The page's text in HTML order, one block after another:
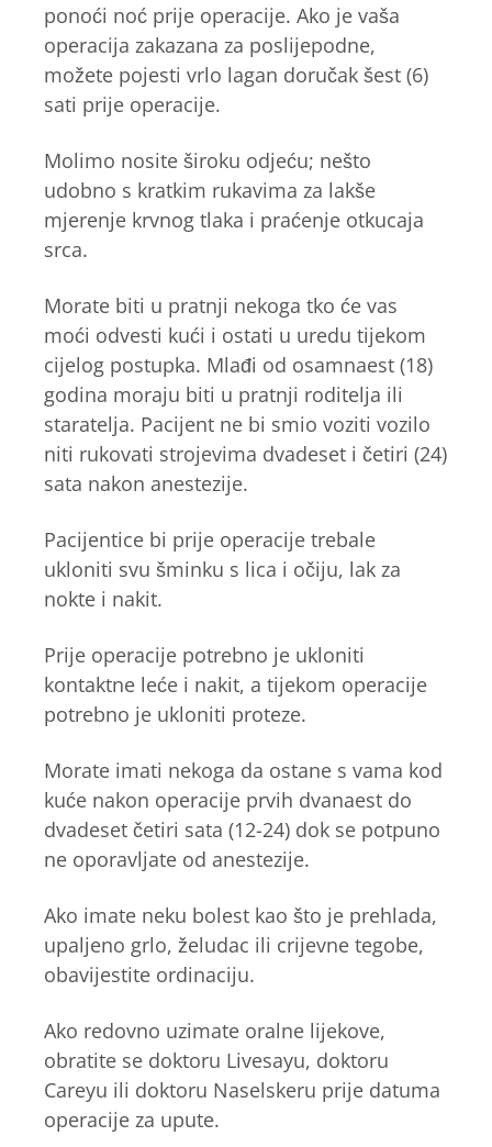
ponoći noć prije operacije. Ako je vaša
operacija zakazana za poslijepodne,
možete pojesti vrlo lagan doručak šest (6)
sati prije operacije.
Molimo nosite široku odjeću; nešto
udobno s kratkim rukavima za lakše
mjerenje krvnog tlaka i praćenje otkucaja
srca.
Morate biti u pratnji nekoga tko će vas
moći odvesti kući i ostati u uredu tijekom
cijelog postupka. Mlađi od osamnaest (18)
godina moraju biti u pratnji roditelja ili
staratelja. Pacijent ne bi smio voziti vozilo
niti rukovati strojevima dvadeset i četiri (24)
sata nakon anestezije.
Pacijentice bi prije operacije trebale
ukloniti svu šminku s lica i očiju, lak za
nokte i nakit.
Prije operacije potrebno je ukloniti
kontaktne leće i nakit, a tijekom operacije
potrebno je ukloniti proteze.
Morate imati nekoga da ostane s vama kod
kuće nakon operacije prvih dvanaest do
dvadeset četiri sata (12-24) dok se potpuno
ne oporavljate od anestezije.
Ako imate neku bolest kao što je prehlada,
upaljeno grlo, želudac ili crijevne tegobe,
obavijestite ordinaciju.
Ako redovno uzimate oralne lijekove,
obratite se doktoru Livesayu, doktoru
Careyu ili doktoru Naselskeru prije datuma
operacije za upute.